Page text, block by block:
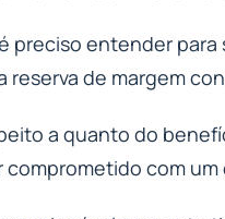
preciso entender
reserva de margem
a quanto do
com